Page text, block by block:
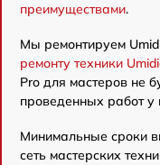
преимуществами.
Мы ремонтируем
ремонту техники
Pro для мастеров не
проведенных работ у
Минимальные сроки
сеть мастерских